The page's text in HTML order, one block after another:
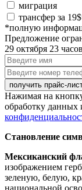
миграция
special_offer2
трансфер за
*полную
Предложение
29 октября 23
Введите
имя
Введите
номер
телефона
Нажимая на
обработку данных
Становление
Мексиканский
изображением
зеленую, белую,
национальной